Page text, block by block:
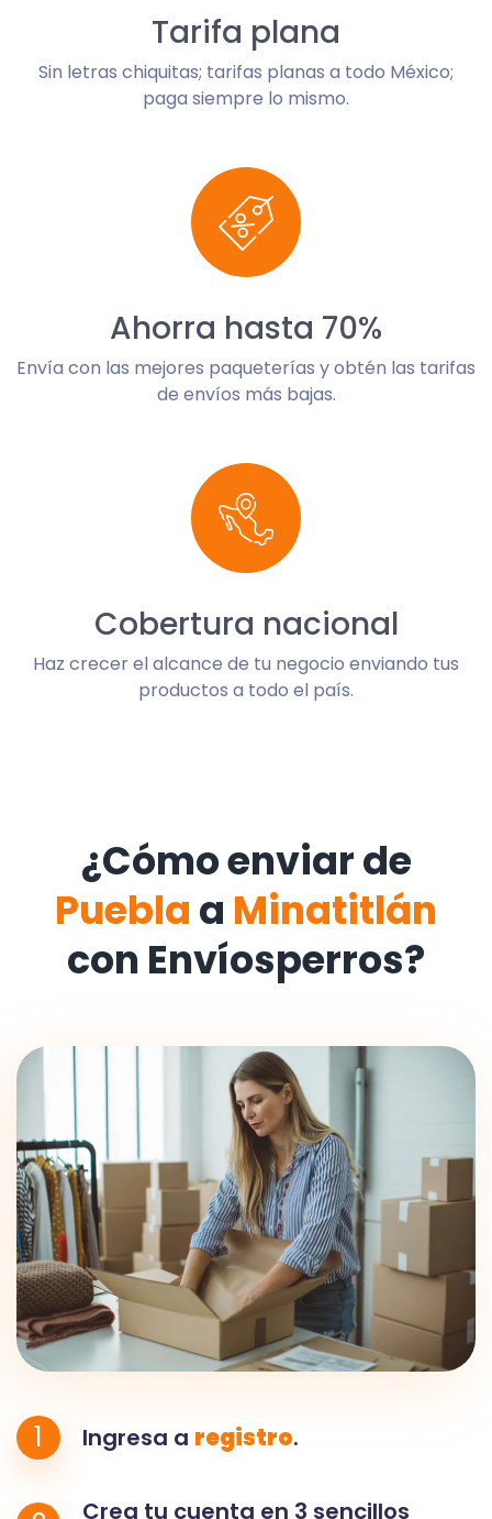
Tarifa plana
Sin letras chiquitas; tarifas planas a todo México;
paga siempre lo mismo.
Ahorra hasta 70%
Envía con las mejores paqueterías y obtén las tarifas
de envíos más bajas.
Cobertura nacional
Haz crecer el alcance de tu negocio enviando tus
productos a todo el país.
¿Cómo enviar de
Puebla a Minatitlán
con Envíosperros?
1 Ingresa a registro.
Crea tu cuenta en 3 sencillos